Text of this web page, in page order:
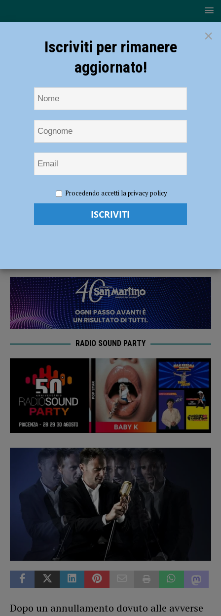
Ligabue a Cortemaggiore, l’8 settembre il recupero del concerto
Giuliano Ligabue a Cortemaggiore, l’8
RADIO SOUND PARTY
Dopo un annullamento dovuto alle avverse
×
Iscriviti per rimanere
aggiornato!
Procedendo accetti la privacy policy